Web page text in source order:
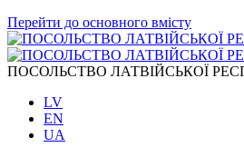
Перейти до основного вмісту
ПОСОЛЬСТВО ЛАТВІЙСЬКОЇ
LV
EN
UA